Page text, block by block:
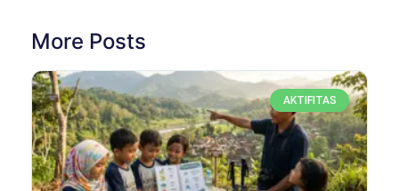
More Posts
AKTIFITAS